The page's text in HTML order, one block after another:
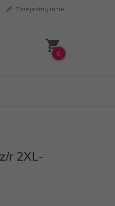
Zarejestruj mnie
0
r 2XL-